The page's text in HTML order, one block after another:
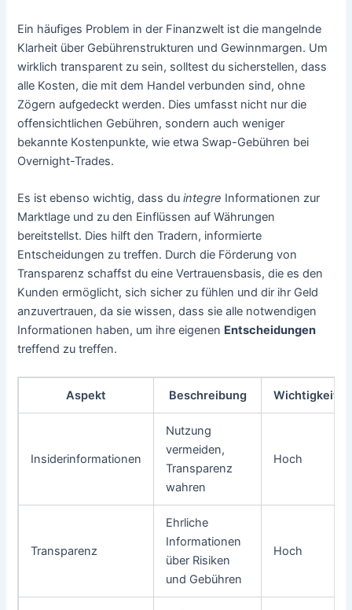
Ein häufiges Problem in der Finanzwelt ist die mangelnde
Klarheit über Gebührenstrukturen und Gewinnmargen. Um
wirklich transparent zu sein, solltest du sicherstellen, dass
alle Kosten, die mit dem Handel verbunden sind, ohne
Zögern aufgedeckt werden. Dies umfasst nicht nur die
offensichtlichen Gebühren, sondern auch weniger
bekannte Kostenpunkte, wie etwa Swap-Gebühren bei
Overnight-Trades.
Es ist ebenso wichtig, dass duintegre Informationen zur
Marktlage und zu den Einflüssen auf Währungen
bereitstellst. Dies hilft den Tradern, informierte
Entscheidungen zu treffen. Durch die Förderung von
Transparenz schaffst du eine Vertrauensbasis, die es den
Kunden ermöglicht, sich sicher zu fühlen und dir ihr Geld
anzuvertrauen, da sie wissen, dass sie alle notwendigen
Informationen haben, um ihre eigenen Entscheidungen
treffend zu treffen.
Aspekt Beschreibung Wichtigkeit
Insiderinformationen
Nutzung
vermeiden,
Transparenz
wahren
Hoch
Transparenz
Ehrliche
Informationen
über Risiken
und Gebühren
Hoch